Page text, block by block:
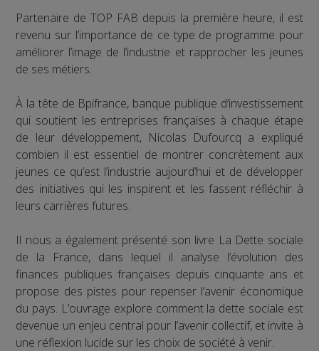
Partenaire de TOP FAB depuis la première heure, il est
revenu sur l’importance de ce type de programme pour
améliorer l’image de l’industrie et rapprocher les jeunes
de ses métiers.
À la tête de Bpifrance, banque publique d’investissement
qui soutient les entreprises françaises à chaque étape
de leur développement, Nicolas Dufourcq a expliqué
combien il est essentiel de montrer concrètement aux
jeunes ce qu’est l’industrie aujourd’hui et de développer
des initiatives qui les inspirent et les fassent réfléchir à
leurs carrières futures.
Il nous a également présenté son livre La Dette sociale
de la France, dans lequel il analyse l’évolution des
finances publiques françaises depuis cinquante ans et
propose des pistes pour repenser l’avenir économique
du pays. L’ouvrage explore comment la dette sociale est
devenue un enjeu central pour l’avenir collectif, et invite à
une réflexion lucide sur les choix de société à venir.